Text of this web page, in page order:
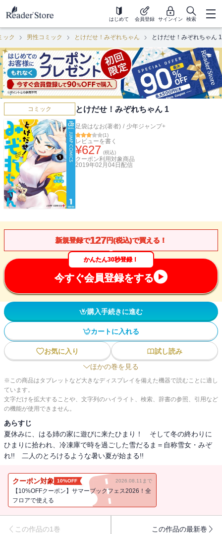
はじめて 会員登録 サインイン 検索
ック 男性コミック とけだせ！みぞれちゃん とけだせ！みぞれちゃん 1
コミック とけだせ！みぞれちゃん 1
足袋はなお(著者) / 少年ジャンプ+
(1)
レビューを書く
¥627 (税込)
クーポン利用対象商品
2019年02月04日 配信
新規登録で127円(税込)で買える！
かんたん30秒登録！
今すぐ会員登録をする
購入手続きに進む
カートに入れる
お気に入り
試し読み
ほかの巻を見る
※この商品はタブレットなど大きなディスプレイを備えた機器で読むことに適し
ています。
文字だけを拡大することや、文字列のハイライト、検索、辞書の参照、引用など
の機能が使用できません。
あらすじ
夏休みに、はる姉の家に遊びに来たひまり！ そして冬の終わりに
ひまりに拾われ、冷凍庫で時を過ごした雪だるま＝自称雪女・みぞ
れ!! 二人のとろけるような暑い夏が始まる!!
クーポン対象 10%OFF 2026.08.11まで
【10%OFFクーポン】サマーブックフェス2026！全
フロアで使える
この作品の1巻 この作品の最新巻